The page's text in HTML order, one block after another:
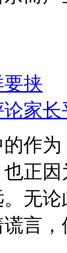
挟
家长
作
正
无
言